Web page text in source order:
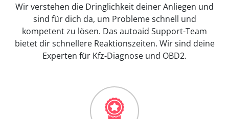
Wir verstehen die Dringlichkeit deiner Anliegen und
sind für dich da, um Probleme schnell und
kompetent zu lösen. Das autoaid Support-Team
bietet dir schnellere Reaktionszeiten. Wir sind deine
Experten für Kfz-Diagnose und OBD2.